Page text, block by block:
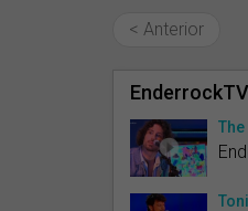
< Anterior
EnderrockTV
The